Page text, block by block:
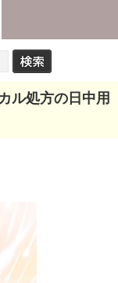
ル処方の日中用